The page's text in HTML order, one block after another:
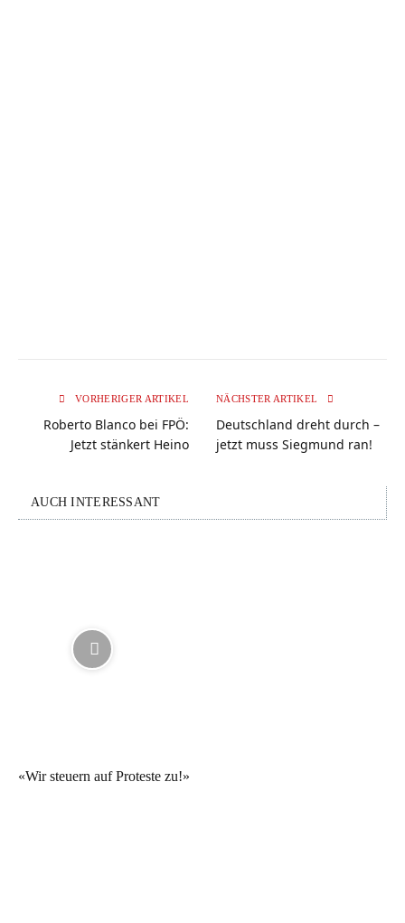
VORHERIGER ARTIKEL
Roberto Blanco bei FPÖ:
Jetzt stänkert Heino
NÄCHSTER ARTIKEL
Deutschland dreht durch –
jetzt muss Siegmund ran!
AUCH INTERESSANT
«Wir steuern auf Proteste zu!»